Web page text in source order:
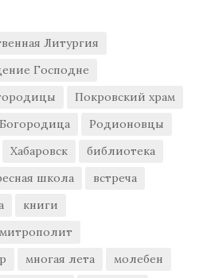
Литургия
Господне
Покровский храм
Родионовцы
Хабаровск
библиотека
школа
встреча
книги
митрополит
многая лета молебен